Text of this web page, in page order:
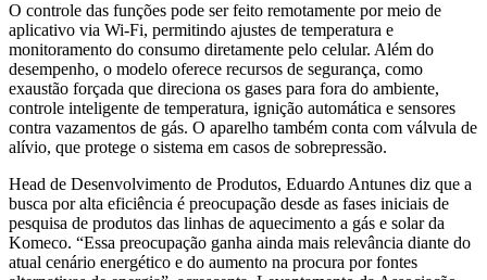
O controle das funções pode ser feito remotamente por meio de
aplicativo via Wi-Fi, permitindo ajustes de temperatura e
monitoramento do consumo diretamente pelo celular. Além do
desempenho, o modelo oferece recursos de segurança, como
exaustão forçada que direciona os gases para fora do ambiente,
controle inteligente de temperatura, ignição automática e sensores
contra vazamentos de gás. O aparelho também conta com válvula de
alívio, que protege o sistema em casos de sobrepressão.
Head de Desenvolvimento de Produtos, Eduardo Antunes diz que a
busca por alta eficiência é preocupação desde as fases iniciais de
pesquisa de produtos das linhas de aquecimento a gás e solar da
Komeco. “Essa preocupação ganha ainda mais relevância diante do
atual cenário energético e do aumento na procura por fontes